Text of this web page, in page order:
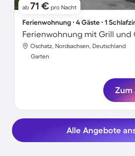
ab 71 € pro Nacht
Ferienwohnung ∙ 4 Gäste ∙ 1
Ferienwohnung mit Grill und
Oschatz, Nordsachsen, Deutschland
Garten
Zum
Alle Angebote